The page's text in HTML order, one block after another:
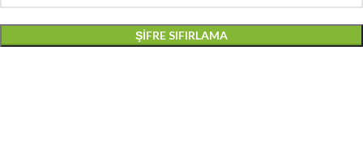
ŞIFRE SIFIRLAMA